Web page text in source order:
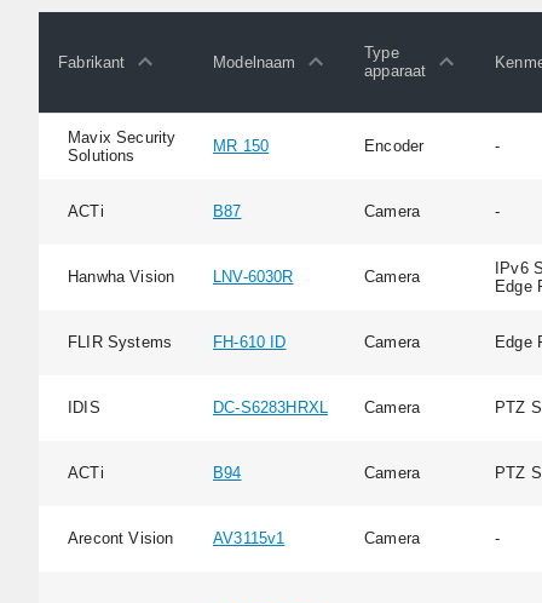
Fabrikant Modelnaam
Type
apparaat
Mavix Security
Solutions
MR 150 Encoder -
ACTi B87 Camera -
Hanwha Vision LNV-6030R Camera
IPv6
Edge
FLIR Systems FH-610 ID Camera Edge
IDIS DC-S6283HRXL Camera PTZ
ACTi B94 Camera PTZ
Arecont Vision AV3115v1 Camera -